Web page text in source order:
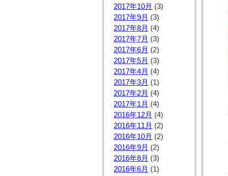
2017年10月 (3)
2017年9月 (3)
2017年8月 (4)
2017年7月 (3)
2017年6月 (2)
2017年5月 (3)
2017年4月 (4)
2017年3月 (1)
2017年2月 (4)
2017年1月 (4)
2016年12月 (4)
2016年11月 (2)
2016年10月 (2)
2016年9月 (2)
2016年8月 (3)
2016年6月 (1)